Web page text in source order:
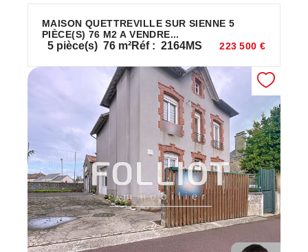
MAISON QUETTREVILLE SUR SIENNE 5
PIÈCE(S) 76 M2 A VENDRE...
5 pièce(s) 76 m²Réf : 2164MS 223 500 €